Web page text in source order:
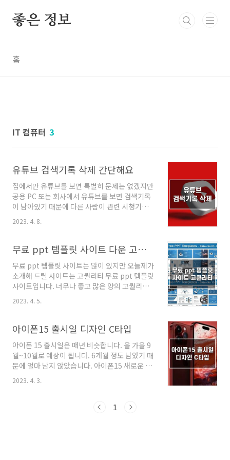
좋은 정보
홈
IT 컴퓨터 3
유튜브 검색기록 삭제 간단해요
집에서만 유튜브를 보면 특별히 문제는 없겠지만
공용 PC 또는 회사에서 유튜브를 보면 검색기록
이 남아있기 때문에 다른 사람이 관련 시청기록
을 그대로 볼 수가 있습니다. 핸드폰(스마트폰)과
PC에서 유튜브 검색기록 삭제는 간단하니 아래
폰) 유튜브 검색기록 삭제 핸드폰(스마트폰)에서
유튜브 검색기록 삭제를 하기 위해서는 메인 화
면 우측 상단의 계정을 클릭합니다. 본인 계정에
들어가서 하단의 설정을 클릭합니다. 설정에 들
어가서 기록 및 개인정보 보호를 클릭합니다. 1)
유튜브 시청 기록 지우기는 유튜브 시청 기록이
든 기기의 유튜브앱에서 삭제됩니다. 매번 이런
방식으로 ..
2023. 4. 8.
무료 ppt 템플릿 사이트 다운 고퀄리티
무료 ppt 템플릿 사이트는 많이 있지만 오늘제가
소개해 드릴 사이트는 고퀄리티 무료 ppt 템플릿
사이트입니다. 너무나 좋고 많은 양의 고퀄리티
ppt들이 많이 있으니 꼭 참고해서 저작권 없이
무료로 이용하시기 바랍니다. 1. ALLPPT.com
릿 사이트입니다. 단순한 무료 ppt 템플릿 사이
가득합니다. 직접 보시면 알겠지만 카테고리별로
ppt가 구분되어 있고 ppt 장수도 최소 48page
이상씩 정말 많이 들어 있습니다. 저도 자주 이용
하는 사이트이고 무료로 걱정 없이 편하게 사용
2023. 4. 5.
아이폰15 출시일 디자인 C타입
아이폰 15 출시일은 매년 비슷합니다. 올 가을 9
월~10월로 예상이 됩니다. 6개월 정도 남았기 때
문에 얼마 남지 않았습니다. 아이폰15 새로운 디
자인과 C타입 충전기에 대해서 알아보겠습니다.
1. 아이폰15 출시일 아이폰15 국내 출시일은 지
변동은 없을 것으로 예상이 되고 9월~10월에 출
2023. 4. 3.
1